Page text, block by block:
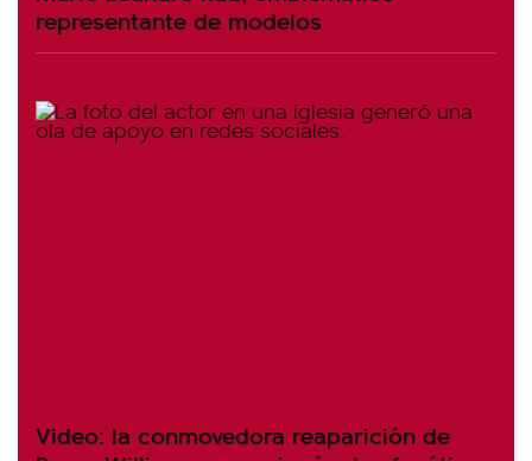
representante de modelos
Video: la conmovedora reaparición de